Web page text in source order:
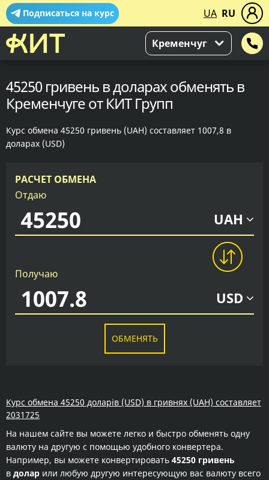
Подписаться на курс UA RU
Кременчуг
45250 гривень в доларах обменять в
Кременчуге от КИТ Групп
Курс обмена 45250 гривень (UAH) составляет 1007,8 в
доларах (USD)
РАСЧЕТ ОБМЕНА
Отдаю
UAH
Получаю
USD
ОБМЕНЯТЬ
Курс обмена 45250 доларів (USD) в гривнях (UAH) составляет
2031725
На нашем сайте вы можете легко и быстро обменять одну
валюту на другую с помощью удобного конвертера.
Например, вы можете конвертировать 45250 гривень
в долар или любую другую интересующую вас валюту всего